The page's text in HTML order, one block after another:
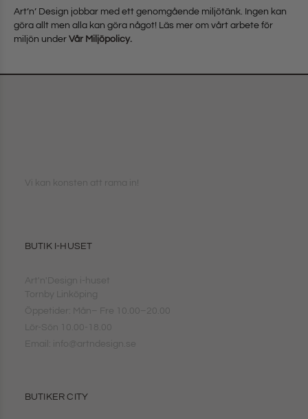
Art’n’ Design jobbar med ett genomgående miljötänk. Ingen kan
göra allt men alla kan göra något! Läs mer om vårt arbete för
miljön under Vår Miljöpolicy.
Vi kan konsten att rama in!
BUTIK I-HUSET
Art'n'Design i-huset
Tornby Linköping
Öppetider: Mån– Fre 10.00–20.00
Lör-Sön 10.00-18.00
Email: info@artndesign.se
BUTIKER CITY